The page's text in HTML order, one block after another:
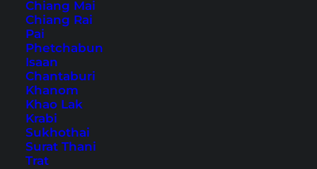
Chiang Mai
Chiang Rai
Pai
Phetchabun
Isaan
Chantaburi
Khanom
Khao Lak
Krabi
Sukhothai
Surat Thani
Trat
Ausflug mit der Staten
Island Ferry
Übernachtung in New York City –
unser Hoteltipp
DasPestana Park Avenue